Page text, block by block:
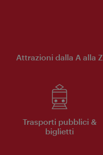
Attrazioni dalla A alla Z
Trasporti pubblici &
biglietti